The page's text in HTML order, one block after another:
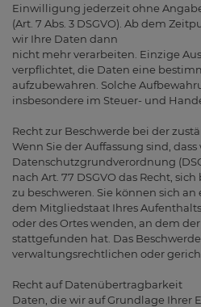
Einwilligung jederzeit ohne
(Art. 7 Abs. 3 DSGVO). Ab dem
wir Ihre Daten dann
nicht mehr verarbeiten. Einzige
verpflichtet, die Daten eine
aufzubewahren. Solche
insbesondere im Steuer- und
Recht zur Beschwerde bei der
Wenn Sie der Auffassung sind,
Datenschutzgrundverordnung
nach Art. 77 DSGVO das Recht,
zu beschweren. Sie können sich
dem Mitgliedstaat Ihres
oder des Ortes wenden, an dem
stattgefunden hat. Das
verwaltungsrechtlichen oder
Recht auf Datenübertragbarkeit
Daten, die wir auf Grundlage Ihrer